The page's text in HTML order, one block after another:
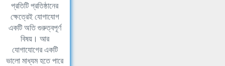
প্রতিটি প্রতিষ্ঠানের
ক্ষেত্রেই যোগাযোগ
একটি অতি গুরুত্বপূর্ণ
বিষয়। আর
যোগাযোগের একটি
ভালো মাধ্যম হতে পারে